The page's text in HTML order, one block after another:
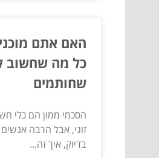
האם אתם
כל מה שחשוב
שחותמים
הסכמי ממון הם כלי
זוגי, אבל הרבה
בדיוק, איך זה...